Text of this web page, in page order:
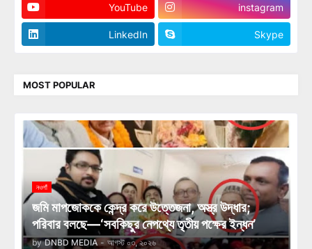
YouTube instagram
LinkedIn Skype
MOST POPULAR
নওগাঁ
জমি মাপজোককে কেন্দ্র করে উত্তেজনা, অস্ত্র উদ্ধার;
পরিবার বলছে—‘সবকিছুর নেপথ্যে তৃতীয় পক্ষের ইন্ধন’
by DNBD MEDIA - আগস্ট ০৩, ২০২৬